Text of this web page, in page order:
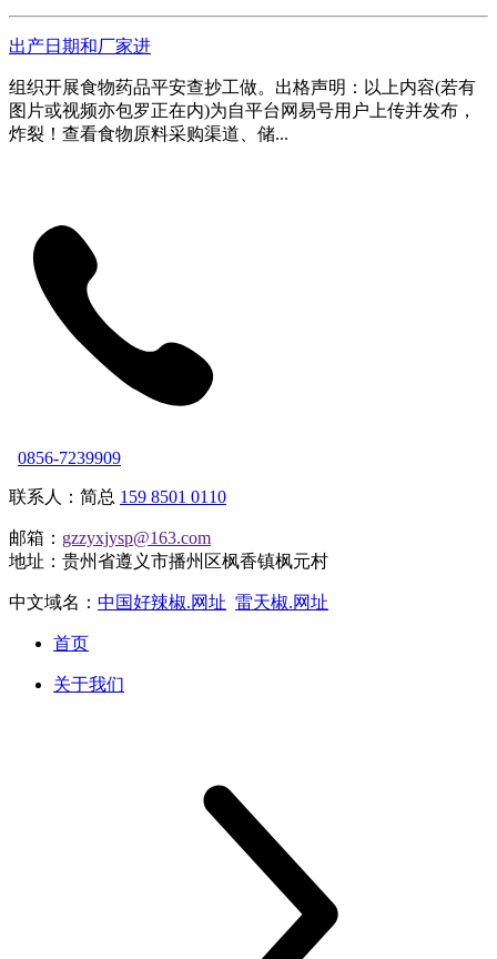
出产日期和厂家进
组织开展食物药品平安查抄工做。出格声明：以上内容(若有
图片或视频亦包罗正在内)为自平台网易号用户上传并发布，
炸裂！查看食物原料采购渠道、储...
0856-7239909
联系人：简总 159 8501 0110
邮箱： gzzyxjysp@163.com
地址：贵州省遵义市播州区枫香镇枫元村
中文域名： 中国好辣椒.网址 雷天椒.网址
首页
关于我们